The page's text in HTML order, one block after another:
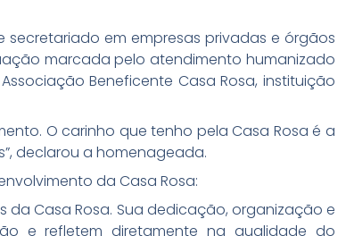
secretariado em empresas privadas e órgãos
marcada pelo atendimento humanizado
Beneficente Casa Rosa, instituição
O carinho que tenho pela Casa Rosa é a
declarou a homenageada.
da Casa Rosa:
da Casa Rosa. Sua dedicação, organização e
e refletem diretamente na qualidade do